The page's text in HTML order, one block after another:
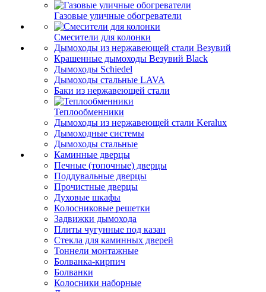
Газовые уличные обогреватели
Смесители для колонки
Дымоходы из нержавеющей стали Везувий
Крашенные дымоходы Везувий Black
Дымоходы Schiedel
Дымоходы стальные LAVA
Баки из нержавеющей стали
Теплообменники
Дымоходы из нержавеющей стали Keralux
Дымоходные системы
Дымоходы стальные
Каминные дверцы
Печные (топочные) дверцы
Поддувальные дверцы
Прочистные дверцы
Духовые шкафы
Колосниковые решетки
Задвижки дымохода
Плиты чугунные под казан
Стекла для каминных дверей
Тоннели монтажные
Болванка-кирпич
Болванки
Колосники наборные